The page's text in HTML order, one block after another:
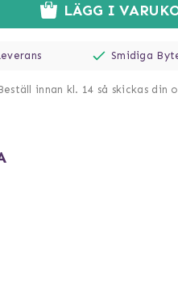
LÄGG I
Smidiga
innan kl. 14 så skickas din